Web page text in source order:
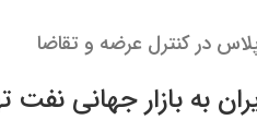
در کنترل عرضه و تقاضا
به بازار جهانی